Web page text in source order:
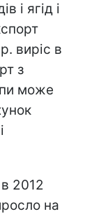
і ягід і
виріс в
з
може
2012
на